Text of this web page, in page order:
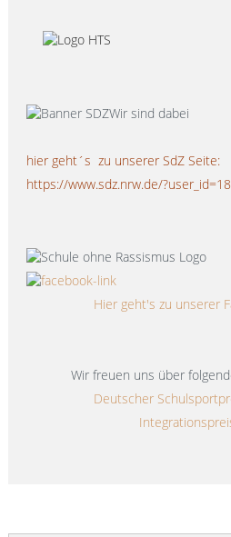
hier geht´s zu unserer SdZ Seite:
https://www.sdz.nrw.de/
Hier geht's zu unserer
Wir freuen uns über
Deutscher